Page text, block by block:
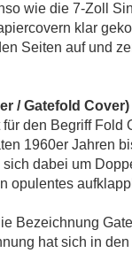
wie die 7-Zoll
klar
Seiten auf und
/ Gatefold Cover)
für den Begriff Fold
1960er Jahren
dabei um
opulentes
Bezeichnung
hat sich in